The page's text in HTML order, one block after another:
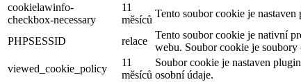
cookielawinfo-
checkbox-necessary
11
měsíců
Tento soubor cookie je
PHPSESSID relace
Tento soubor cookie je nativní
webu. Soubor cookie je soubory
viewed_cookie_policy
11
měsíců
Soubor cookie je nastaven
osobní údaje.